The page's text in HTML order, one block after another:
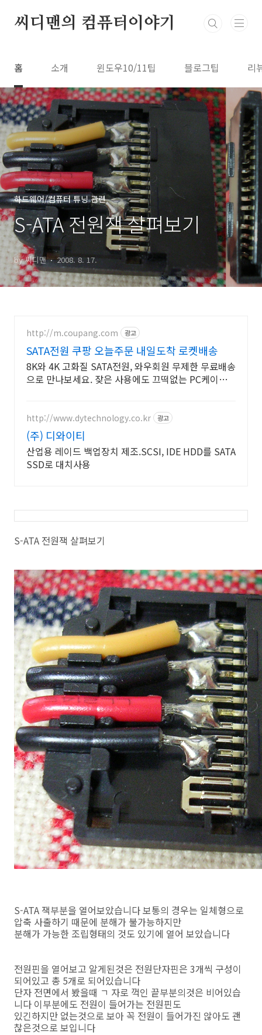
씨디맨의 컴퓨터이야기
홈 소개 윈도우10/11팁 블로그팁 리
하드웨어/컴퓨터 튜닝 관련
S-ATA 전원잭 살펴보기
by 씨디맨 2008. 8. 17.
http://m.coupang.com 광고
SATA전원 쿠팡 오늘주문 내일도착 로켓배송
8K와 4K 고화질 SATA전원, 와우회원 무제한 무료배송
으로 만나보세요. 잦은 사용에도 끄떡없는 PC케이블,
http://www.dytechnology.co.kr 광고
(주) 디와이티
산업용 레이드 백업장치 제조.SCSI, IDE HDD를 SATA
SSD로 대치사용
S-ATA 전원잭 살펴보기
S-ATA 잭부분을 열어보았습니다 보통의 경우는 일체형으로
압축 사출하기 때문에 분해가 불가능하지만
분해가 가능한 조립형태의 것도 있기에 열어 보았습니다
전원핀을 열어보고 알게된것은 전원단자핀은 3개씩 구성이
되어있고 총 5개로 되어있습니다
단자 전면에서 봤을때 ㄱ 자로 꺽인 끝부분의것은 비어있습
니다 이부분에도 전원이 들어가는 전원핀도
있긴하지만 없는것으로 보아 꼭 전원이 들어가진 않아도 괜
찮은것으로 보입니다